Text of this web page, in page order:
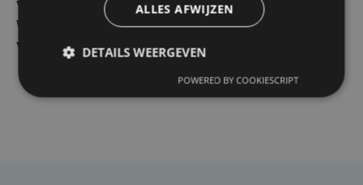
Vier Oostendse gynaecologen versterken dienst in AZ
West, dat ook een nieuwe voltijdse gynaecoloog
verwelkomt
ALLES AFWIJZEN
DETAILS WEERGEVEN
POWERED BY COOKIESCRIPT